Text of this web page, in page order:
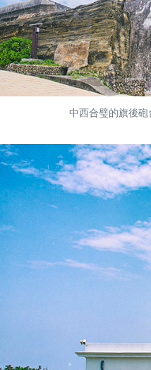
中西合璧的旗後砲